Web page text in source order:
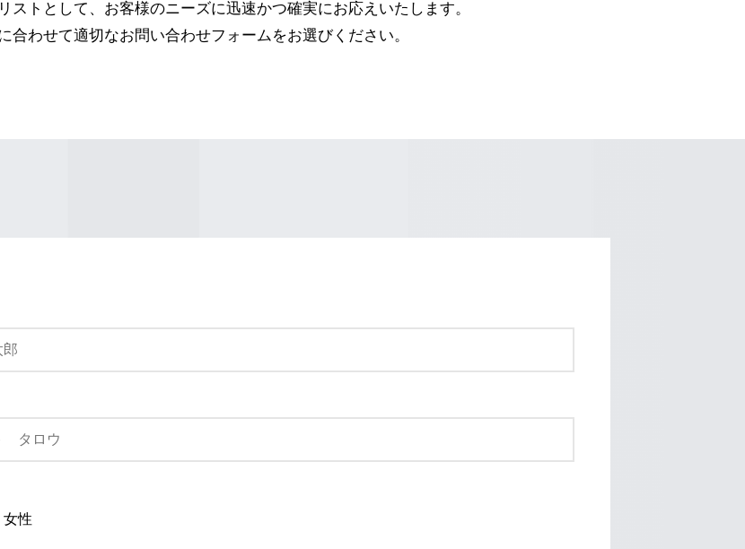
ストとして、お客様のニーズに迅速かつ確実にお応えいたします。
合わせて適切なお問い合わせフォームをお選びください。
女性